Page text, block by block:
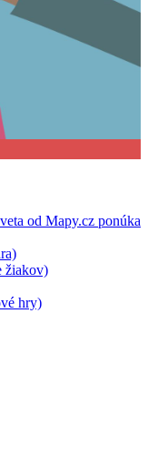
od Mapy.cz ponúka
žiakov)
hry)